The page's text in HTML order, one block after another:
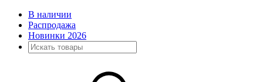
В наличии
Распродажа
Новинки 2026